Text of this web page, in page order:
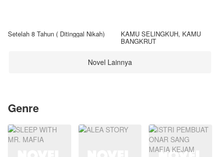
Setelah 8 Tahun ( Ditinggal Nikah) KAMU SELINGKUH, KAMU
BANGKRUT
Novel Lainnya
Genre